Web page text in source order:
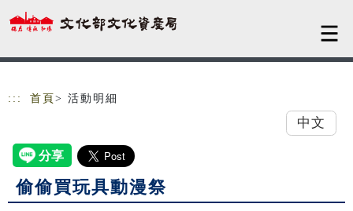
跳到主要內容
網站導覽
::: 首頁 > 活動明細
中文
偷偷買玩具動漫祭